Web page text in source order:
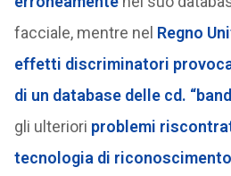
facciale, mentre nel Regno
effetti discriminatori
di un database delle cd.
gli ulteriori problemi
tecnologia di